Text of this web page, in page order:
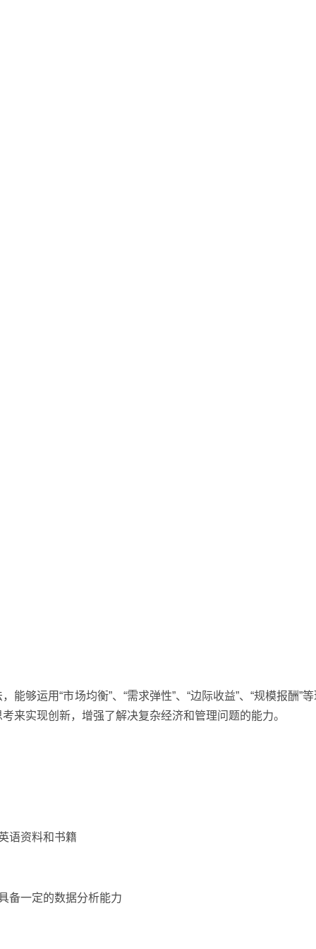
够运用“市场均衡”、“需求弹性”、“边际收益”、“规模报酬”
来实现创新，增强了解决复杂经济和管理问题的能力。
语资料和书籍
备一定的数据分析能力